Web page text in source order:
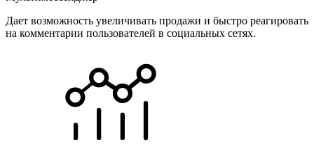
Дает возможность увеличивать продажи и быстро реагировать
на комментарии пользователей в социальных сетях.